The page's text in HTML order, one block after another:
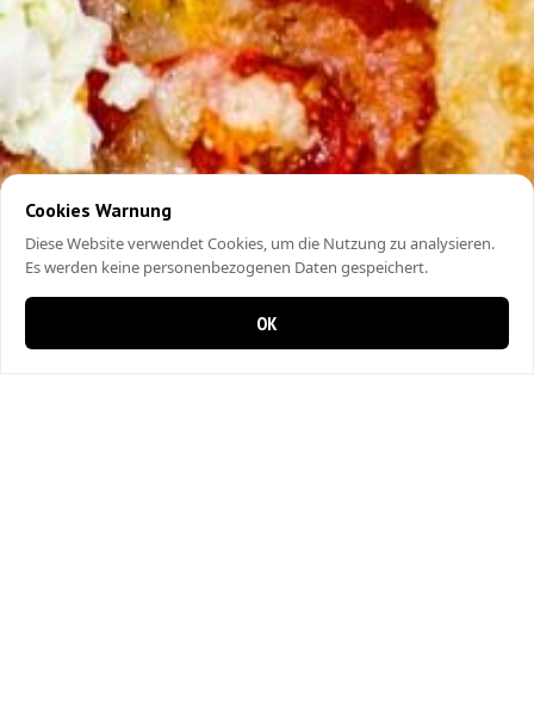
Cookies Warnung
Diese Website verwendet Cookies, um die Nutzung zu analysieren.
Es werden keine personenbezogenen Daten gespeichert.
OK